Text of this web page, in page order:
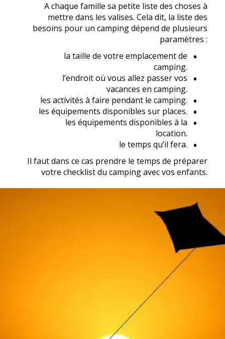
A chaque famille sa petite liste des choses à
mettre dans les valises. Cela dit, la liste des
besoins pour un camping dépend de plusieurs
paramètres :
la taille de votre emplacement de
camping.
l’endroit où vous allez passer vos
vacances en camping.
les activités à faire pendant le camping.
les équipements disponibles sur places.
les équipements disponibles à la
location.
le temps qu’il fera.
Il faut dans ce cas prendre le temps de préparer
votre checklist du camping avec vos enfants.